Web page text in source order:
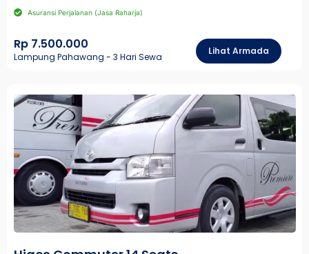
Asuransi Perjalanan (Jasa Raharja)
Rp 7.500.000
Lampung Pahawang - 3 Hari Sewa
Lihat Armada